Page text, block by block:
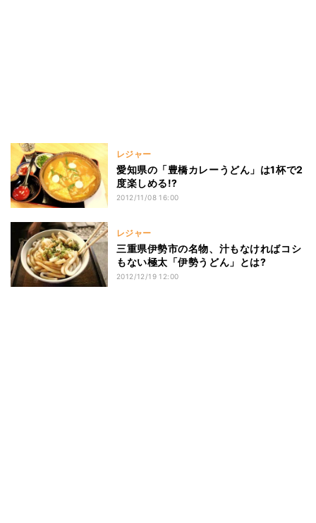
レジャー
愛知県の「豊橋カレーうどん」は1杯で2
度楽しめる!?
2012/11/08 16:00
レジャー
三重県伊勢市の名物、汁もなければコシ
もない極太「伊勢うどん」とは?
2012/12/19 12:00